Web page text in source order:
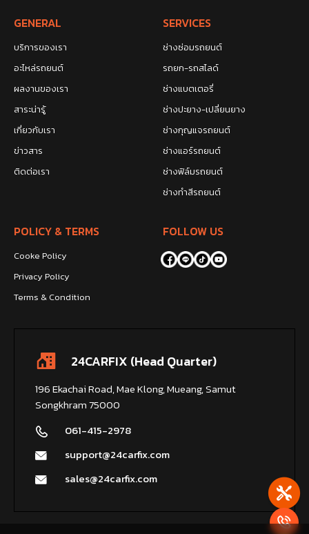
GENERAL
บริการของเรา
อะไหล่รถยนต์
ผลงานของเรา
สาระน่ารู้
เกี่ยวกับเรา
ข่าวสาร
ติดต่อเรา
SERVICES
ช่างซ่อมรถยนต์
รถยก-รถสไลด์
ช่างแบตเตอรี่
ช่างปะยาง-เปลี่ยนยาง
ช่างกุญแจรถยนต์
ช่างแอร์รถยนต์
ช่างฟิล์มรถยนต์
ช่างทำสีรถยนต์
POLICY & TERMS
Cooke Policy
Privacy Policy
Terms & Condition
FOLLOW US
24CARFIX (Head Quarter)
196 Ekachai Road, Mae Klong, Mueang, Samut
Songkhram 75000
061-415-2978
support@24carfix.com
sales@24carfix.com